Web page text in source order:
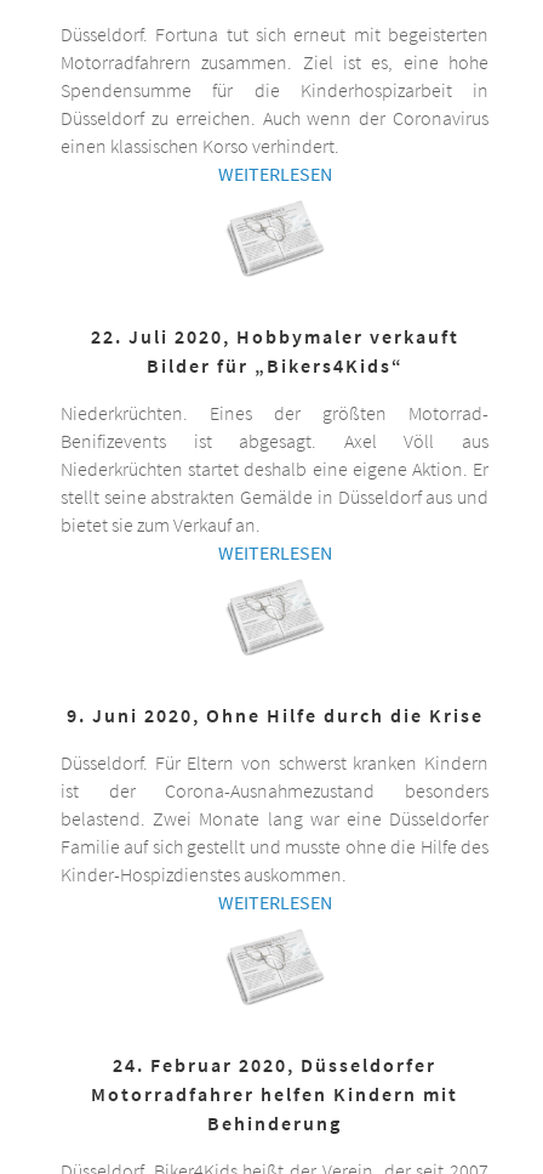
Düsseldorf. Fortuna tut sich erneut mit begeisterten
Motorradfahrern zusammen. Ziel ist es, eine hohe
Spendensumme für die Kinderhospizarbeit in
Düsseldorf zu erreichen. Auch wenn der Coronavirus
einen klassischen Korso verhindert.
WEITERLESEN
22. Juli 2020, Hobbymaler verkauft
Bilder für „Bikers4Kids“
Niederkrüchten. Eines der größten Motorrad-
Benifizevents ist abgesagt. Axel Völl aus
Niederkrüchten startet deshalb eine eigene Aktion. Er
stellt seine abstrakten Gemälde in Düsseldorf aus und
bietet sie zum Verkauf an.
WEITERLESEN
9. Juni 2020, Ohne Hilfe durch die Krise
Düsseldorf. Für Eltern von schwerst kranken Kindern
ist der Corona-Ausnahmezustand besonders
belastend. Zwei Monate lang war eine Düsseldorfer
Familie auf sich gestellt und musste ohne die Hilfe des
Kinder-Hospizdienstes auskommen.
WEITERLESEN
24. Februar 2020, Düsseldorfer
Motorradfahrer helfen Kindern mit
Behinderung